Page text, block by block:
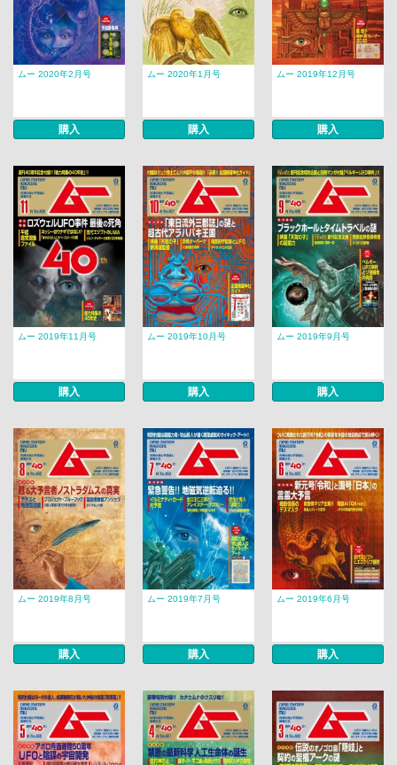
ムー 2020年2月号
購入
ムー 2020年1月号
購入
ムー 2019年12月号
購入
ムー 2019年11月号
購入
ムー 2019年10月号
購入
ムー 2019年9月号
購入
ムー 2019年8月号
購入
ムー 2019年7月号
購入
ムー 2019年6月号
購入